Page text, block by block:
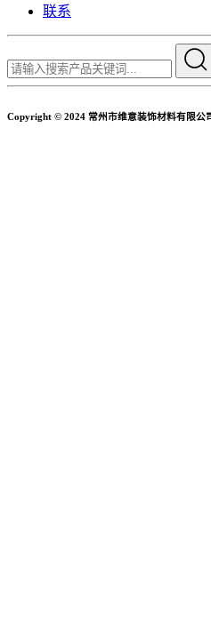
联系
Copyright © 2024 常州市维意装饰材料有限公